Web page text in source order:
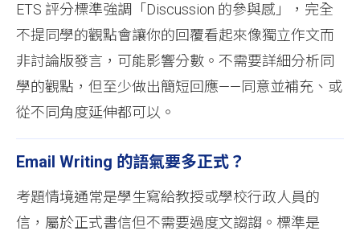
ETS 評分標準強調「Discussion 的參與感」，完全
不提同學的觀點會讓你的回覆看起來像獨立作文而
非討論版發言，可能影響分數。不需要詳細分析同
學的觀點，但至少做出簡短回應——同意並補充、或
從不同角度延伸都可以。
Email Writing 的語氣要多正式？
考題情境通常是學生寫給教授或學校行政人員的
信，屬於正式書信但不需要過度文謅謅。標準是